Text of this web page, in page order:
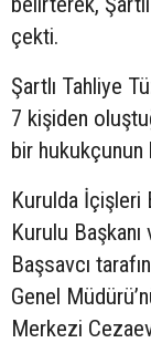
çekti.
Şartlı Tahliye
7 kişiden
bir
Kurulda İçişleri
Kurulu
Başsavcı
Genel
Merkezi